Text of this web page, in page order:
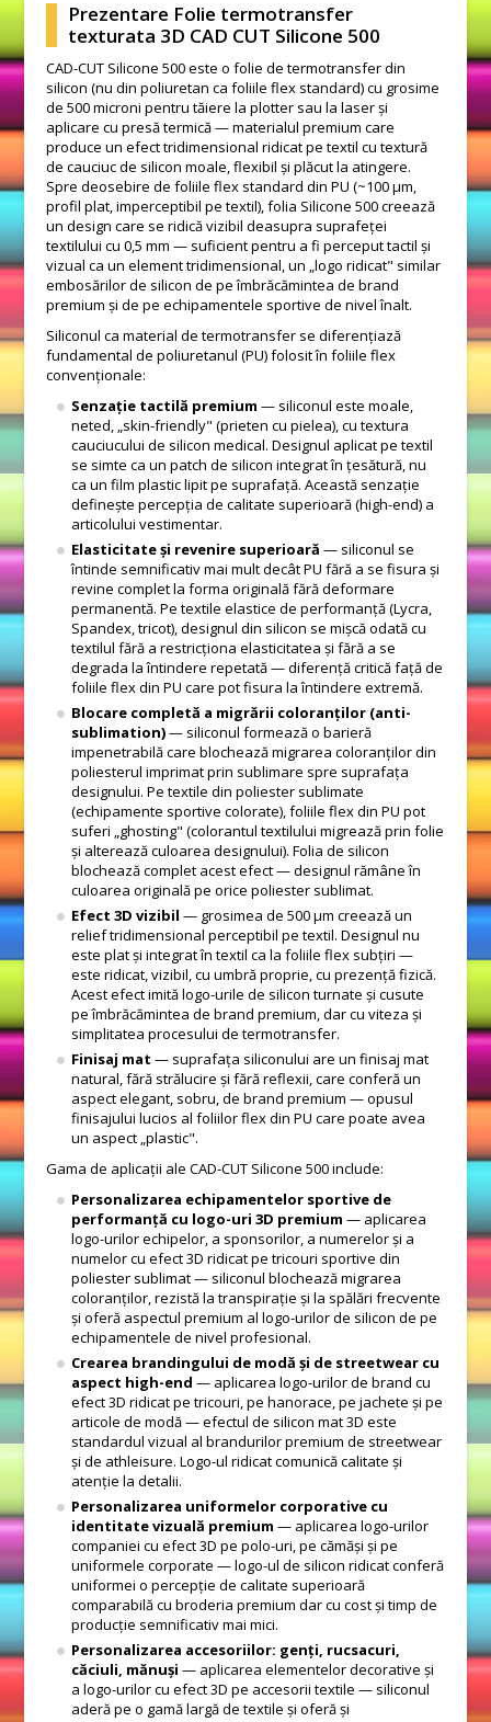
Prezentare Folie termotransfer
texturata 3D CAD CUT Silicone 500
CAD-CUT Silicone 500 este o folie de termotransfer din
silicon (nu din poliuretan ca foliile flex standard) cu grosime
de 500 microni pentru tăiere la plotter sau la laser și
aplicare cu presă termică — materialul premium care
produce un efect tridimensional ridicat pe textil cu textură
de cauciuc de silicon moale, flexibil și plăcut la atingere.
Spre deosebire de foliile flex standard din PU (~100 μm,
profil plat, imperceptibil pe textil), folia Silicone 500 creează
un design care se ridică vizibil deasupra suprafeței
textilului cu 0,5 mm — suficient pentru a fi perceput tactil și
vizual ca un element tridimensional, un „logo ridicat" similar
embosărilor de silicon de pe îmbrăcămintea de brand
premium și de pe echipamentele sportive de nivel înalt.
Siliconul ca material de termotransfer se diferențiază
fundamental de poliuretanul (PU) folosit în foliile flex
convenționale:
Senzație tactilă premium — siliconul este moale,
neted, „skin-friendly" (prieten cu pielea), cu textura
cauciucului de silicon medical. Designul aplicat pe textil
se simte ca un patch de silicon integrat în țesătură, nu
ca un film plastic lipit pe suprafață. Această senzație
definește percepția de calitate superioară (high-end) a
articolului vestimentar.
Elasticitate și revenire superioară — siliconul se
întinde semnificativ mai mult decât PU fără a se fisura și
revine complet la forma originală fără deformare
permanentă. Pe textile elastice de performanță (Lycra,
Spandex, tricot), designul din silicon se mișcă odată cu
textilul fără a restricționa elasticitatea și fără a se
degrada la întindere repetată — diferență critică față de
foliile flex din PU care pot fisura la întindere extremă.
Blocare completă a migrării coloranților (anti-
sublimation)— siliconul formează o barieră
impenetrabilă care blochează migrarea coloranților din
poliesterul imprimat prin sublimare spre suprafața
designului. Pe textile din poliester sublimate
(echipamente sportive colorate), foliile flex din PU pot
suferi „ghosting" (colorantul textilului migrează prin folie
și alterează culoarea designului). Folia de silicon
blochează complet acest efect — designul rămâne în
culoarea originală pe orice poliester sublimat.
Efect 3D vizibil — grosimea de 500 μm creează un
relief tridimensional perceptibil pe textil. Designul nu
este plat și integrat în textil ca la foliile flex subțiri —
este ridicat, vizibil, cu umbră proprie, cu prezență fizică.
Acest efect imită logo-urile de silicon turnate și cusute
pe îmbrăcămintea de brand premium, dar cu viteza și
simplitatea procesului de termotransfer.
Finisaj mat — suprafața siliconului are un finisaj mat
natural, fără strălucire și fără reflexii, care conferă un
aspect elegant, sobru, de brand premium — opusul
finisajului lucios al foliilor flex din PU care poate avea
un aspect „plastic".
Gama de aplicații ale CAD-CUT Silicone 500 include:
Personalizarea echipamentelor sportive de
performanță cu logo-uri 3D premium — aplicarea
logo-urilor echipelor, a sponsorilor, a numerelor și a
numelor cu efect 3D ridicat pe tricouri sportive din
poliester sublimat — siliconul blochează migrarea
coloranților, rezistă la transpirație și la spălări frecvente
și oferă aspectul premium al logo-urilor de silicon de pe
echipamentele de nivel profesional.
Crearea brandingului de modă și de streetwear cu
aspect high-end — aplicarea logo-urilor de brand cu
efect 3D ridicat pe tricouri, pe hanorace, pe jachete și pe
articole de modă — efectul de silicon mat 3D este
standardul vizual al brandurilor premium de streetwear
și de athleisure. Logo-ul ridicat comunică calitate și
atenție la detalii.
Personalizarea uniformelor corporative cu
identitate vizuală premium — aplicarea logo-urilor
companiei cu efect 3D pe polo-uri, pe cămăși și pe
uniformele corporate — logo-ul de silicon ridicat conferă
uniformei o percepție de calitate superioară
comparabilă cu broderia premium dar cu cost și timp de
producție semnificativ mai mici.
Personalizarea accesoriilor: genți, rucsacuri,
căciuli, mănuși — aplicarea elementelor decorative și
a logo-urilor cu efect 3D pe accesorii textile — siliconul
aderă pe o gamă largă de textile și oferă și